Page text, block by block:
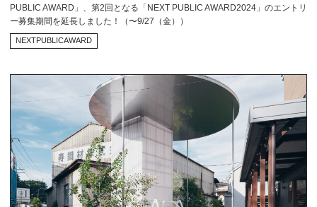
PUBLIC AWARD」、第2回となる「NEXT PUBLIC AWARD2024」のエントリ
ー募集期間を延長しました！（〜9/27（金））
NEXTPUBLICAWARD